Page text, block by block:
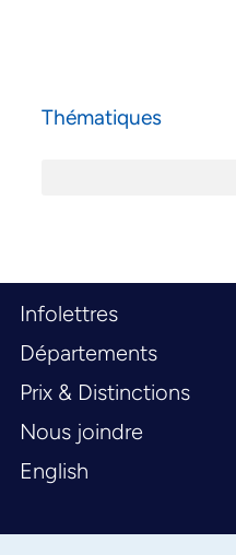
Thématiques
Infolettres
Départements
Prix & Distinctions
Nous joindre
English